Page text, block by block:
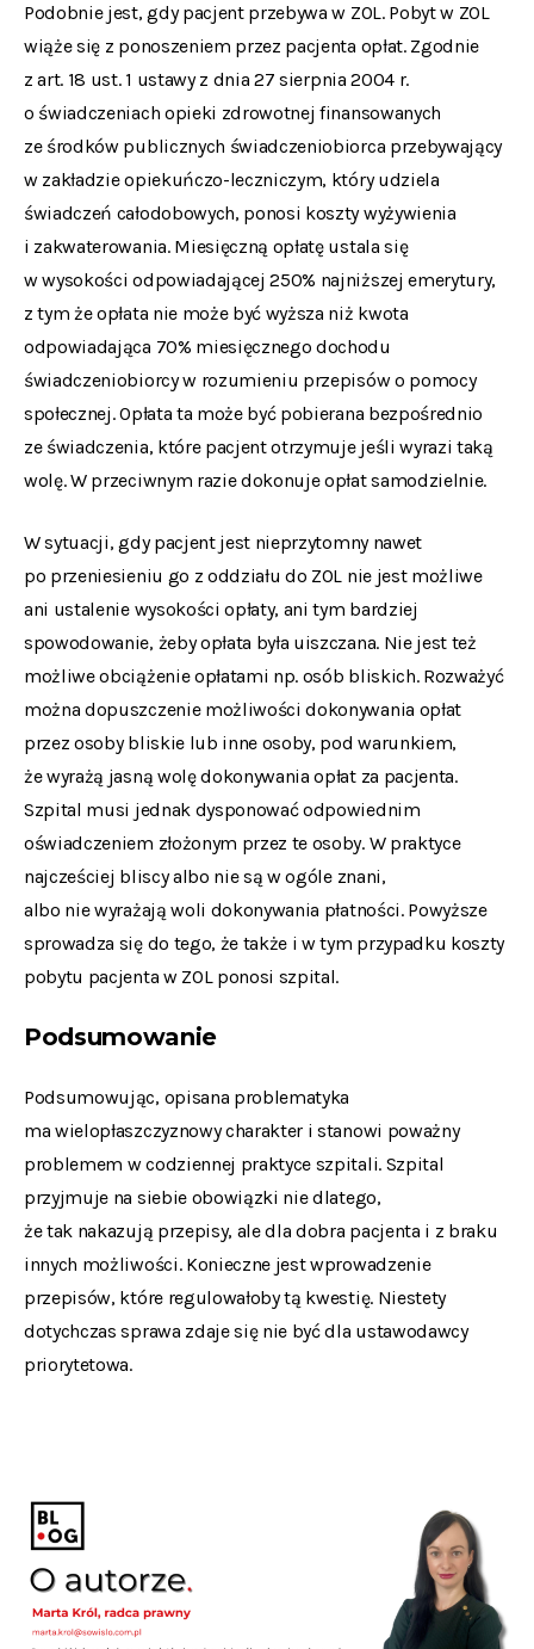
Podobnie jest, gdy pacjent przebywa w ZOL. Pobyt w ZOL
wiąże się z ponoszeniem przez pacjenta opłat. Zgodnie
z art. 18 ust. 1 ustawy z dnia 27 sierpnia 2004 r.
o świadczeniach opieki zdrowotnej finansowanych
ze środków publicznych świadczeniobiorca przebywający
w zakładzie opiekuńczo-leczniczym, który udziela
świadczeń całodobowych, ponosi koszty wyżywienia
i zakwaterowania. Miesięczną opłatę ustala się
w wysokości odpowiadającej 250% najniższej emerytury,
z tym że opłata nie może być wyższa niż kwota
odpowiadająca 70% miesięcznego dochodu
świadczeniobiorcy w rozumieniu przepisów o pomocy
społecznej. Opłata ta może być pobierana bezpośrednio
ze świadczenia, które pacjent otrzymuje jeśli wyrazi taką
wolę. W przeciwnym razie dokonuje opłat samodzielnie.
W sytuacji, gdy pacjent jest nieprzytomny nawet
po przeniesieniu go z oddziału do ZOL nie jest możliwe
ani ustalenie wysokości opłaty, ani tym bardziej
spowodowanie, żeby opłata była uiszczana. Nie jest też
możliwe obciążenie opłatami np. osób bliskich. Rozważyć
można dopuszczenie możliwości dokonywania opłat
przez osoby bliskie lub inne osoby, pod warunkiem,
że wyrażą jasną wolę dokonywania opłat za pacjenta.
Szpital musi jednak dysponować odpowiednim
oświadczeniem złożonym przez te osoby. W praktyce
najcześciej bliscy albo nie są w ogóle znani,
albo nie wyrażają woli dokonywania płatności. Powyższe
sprowadza się do tego, że także i w tym przypadku koszty
pobytu pacjenta w ZOL ponosi szpital.
Podsumowanie
Podsumowując, opisana problematyka
ma wielopłaszczyznowy charakter i stanowi poważny
problemem w codziennej praktyce szpitali. Szpital
przyjmuje na siebie obowiązki nie dlatego,
że tak nakazują przepisy, ale dla dobra pacjenta i z braku
innych możliwości. Konieczne jest wprowadzenie
przepisów, które regulowałoby tą kwestię. Niestety
dotychczas sprawa zdaje się nie być dla ustawodawcy
priorytetowa.